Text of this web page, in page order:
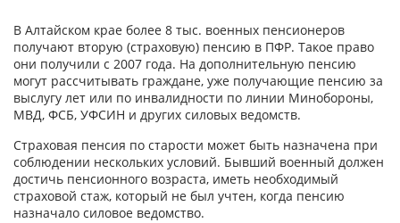
В Алтайском крае более 8 тыс. военных пенсионеров
получают вторую (страховую) пенсию в ПФР. Такое право
они получили с 2007 года. На дополнительную пенсию
могут рассчитывать граждане, уже получающие пенсию за
выслугу лет или по инвалидности по линии Минобороны,
МВД, ФСБ, УФСИН и других силовых ведомств.
Страховая пенсия по старости может быть назначена при
соблюдении нескольких условий. Бывший военный должен
достичь пенсионного возраста, иметь необходимый
страховой стаж, который не был учтен, когда пенсию
назначало силовое ведомство.